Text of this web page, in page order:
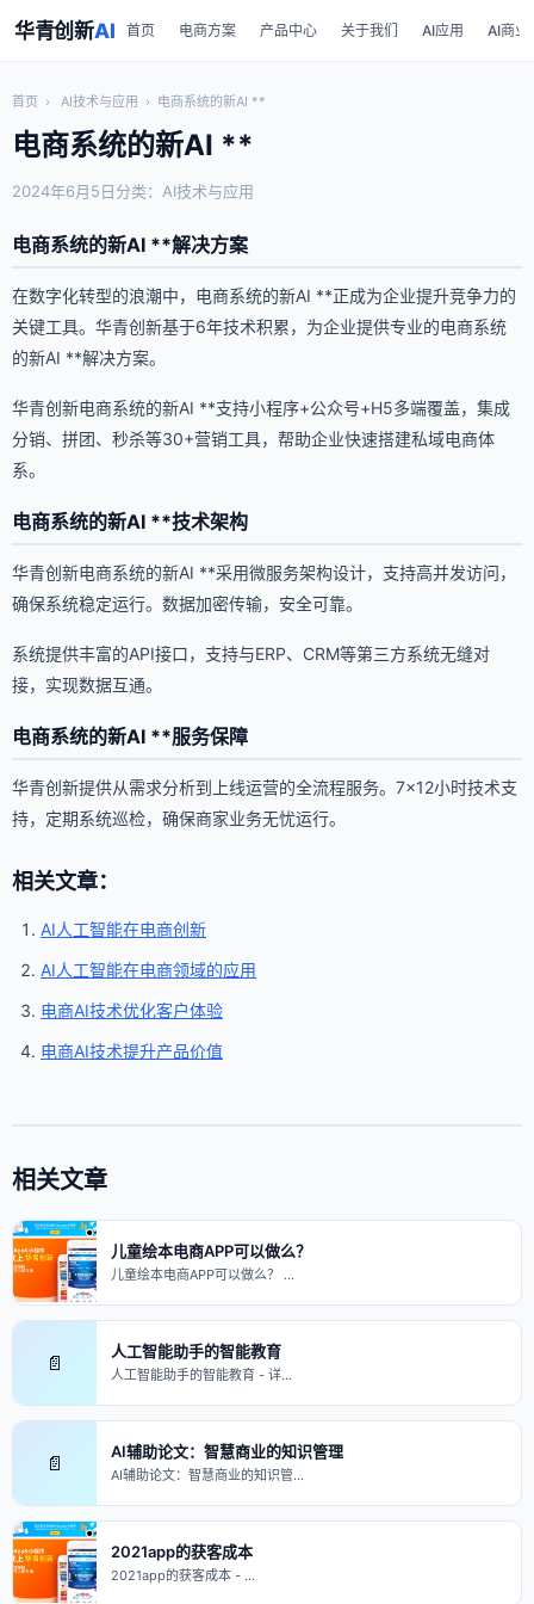
华青创新AI 首页 电商方案 产品中心 关于我们 AI应用 AI商业
首页 › AI技术与应用 › 电商系统的新AI **
电商系统的新AI **
2024年6月5日分类：AI技术与应用
电商系统的新AI **解决方案
在数字化转型的浪潮中，电商系统的新AI **正成为企业提升竞争力的
关键工具。华青创新基于6年技术积累，为企业提供专业的电商系统
的新AI **解决方案。
华青创新电商系统的新AI **支持小程序+公众号+H5多端覆盖，集成
分销、拼团、秒杀等30+营销工具，帮助企业快速搭建私域电商体
系。
电商系统的新AI **技术架构
华青创新电商系统的新AI **采用微服务架构设计，支持高并发访问，
确保系统稳定运行。数据加密传输，安全可靠。
系统提供丰富的API接口，支持与ERP、CRM等第三方系统无缝对
接，实现数据互通。
电商系统的新AI **服务保障
华青创新提供从需求分析到上线运营的全流程服务。7×12小时技术支
持，定期系统巡检，确保商家业务无忧运行。
相关文章：
AI人工智能在电商创新
AI人工智能在电商领域的应用
电商AI技术优化客户体验
电商AI技术提升产品价值
相关文章
儿童绘本电商APP可以做么？
儿童绘本电商APP可以做么？ …
📄 人工智能助手的智能教育
人工智能助手的智能教育 - 详…
📄 AI辅助论文：智慧商业的知识管理
AI辅助论文：智慧商业的知识管…
2021app的获客成本
2021app的获客成本 - …